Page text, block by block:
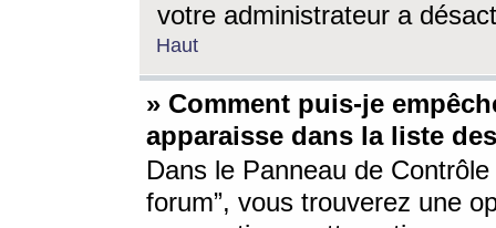
votre administrateur a
Haut
» Comment puis-je
apparaisse dans la liste
Dans le Panneau de
forum”, vous trouverez une